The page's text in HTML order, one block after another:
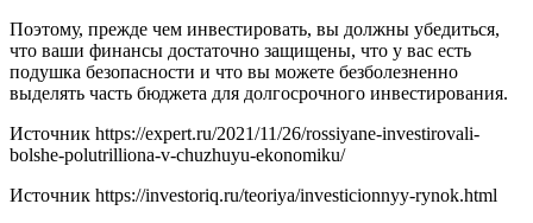
Поэтому, прежде чем инвестировать, вы должны убедиться,
что ваши финансы достаточно защищены, что у вас есть
подушка безопасности и что вы можете безболезненно
выделять часть бюджета для долгосрочного инвестирования.
Источник https://expert.ru/2021/11/26/rossiyane-investirovali-
bolshe-polutrilliona-v-chuzhuyu-ekonomiku/
Источник https://investoriq.ru/teoriya/investicionnyy-rynok.html